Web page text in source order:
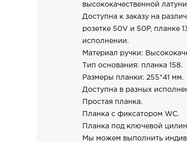
высококачественной
Доступна к заказу на
розетке 50V и 50P, планке
исполнении.
Материал ручки:
Тип основания: планка 158.
Размеры планки: 255*41 мм.
Доступна в разных
Простая планка.
Планка с фиксатором WC.
Планка под ключевой
Мы можем выполнить